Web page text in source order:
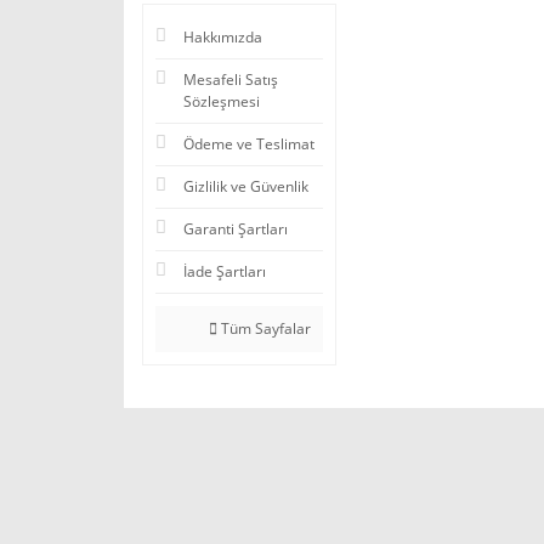
Hakkımızda
Mesafeli Satış
Sözleşmesi
Ödeme ve Teslimat
Gizlilik ve Güvenlik
Garanti Şartları
İade Şartları
Tüm Sayfalar